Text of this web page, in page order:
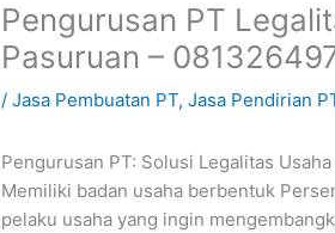
Pengurusan PT
Pasuruan –
/Jasa Pembuatan PT,Jasa Pendirian
Pengurusan PT: Solusi Legalitas
Memiliki badan usaha berbentuk
pelaku usaha yang ingin